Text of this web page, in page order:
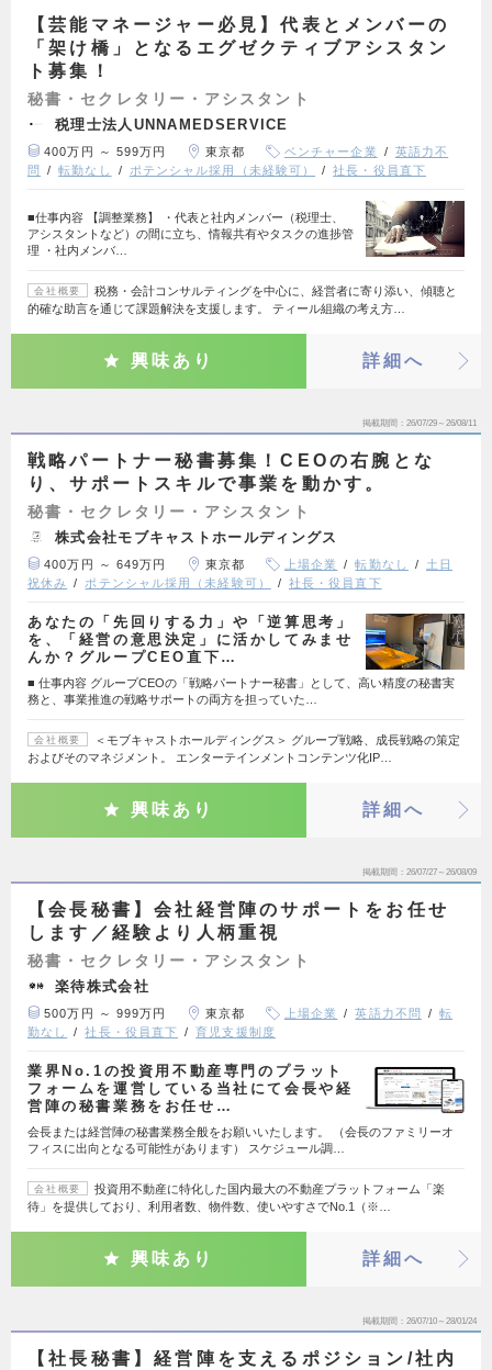
【芸能マネージャー必見】代表とメンバーの
「架け橋」となるエグゼクティブアシスタン
ト募集！
秘書・セクレタリー・アシスタント
税理士法人UNNAMEDSERVICE
400万円 ～ 599万円 東京都 ベンチャー企業
英語力不
問
転勤なし ポテンシャル採用（未経験可） 社長・役員直下
■仕事内容 【調整業務】 ・代表と社内メンバー（税理士、
アシスタントなど）の間に立ち、情報共有やタスクの進捗管
理 ・社内メンバ…
会社概要
税務・会計コンサルティングを中心に、経営者に寄り添い、傾聴と
的確な助言を通じて課題解決を支援します。 ティール組織の考え方…
興味あり 詳細へ
掲載期間 26/07/29～26/08/11
戦略パートナー秘書募集！CEOの右腕とな
り、サポートスキルで事業を動かす。
秘書・セクレタリー・アシスタント
株式会社モブキャストホールディングス
400万円 ～ 649万円 東京都 上場企業 転勤なし
土日
祝休み
ポテンシャル採用（未経験可） 社長・役員直下
あなたの「先回りする力」や「逆算思考」
を、「経営の意思決定」に活かしてみませ
んか？グループCEO直下…
■ 仕事内容 グループCEOの「戦略パートナー秘書」として、高い精度の秘書実
務と、事業推進の戦略サポートの両方を担っていた…
会社概要
＜モブキャストホールディングス＞ グループ戦略、成長戦略の策定
およびそのマネジメント。 エンターテインメントコンテンツ化IP…
興味あり 詳細へ
掲載期間 26/07/27～26/08/09
【会長秘書】会社経営陣のサポートをお任せ
します／経験より人柄重視
秘書・セクレタリー・アシスタント
楽待株式会社
500万円 ～ 999万円 東京都 上場企業 英語力不問
転
勤なし
社長・役員直下 育児支援制度
業界No.1の投資用不動産専門のプラット
フォームを運営している当社にて会長や経
営陣の秘書業務をお任せ…
会長または経営陣の秘書業務全般をお願いいたします。 （会長のファミリーオ
フィスに出向となる可能性があります） スケジュール調…
会社概要
投資用不動産に特化した国内最大の不動産プラットフォーム「楽
待」を提供しており、利用者数、物件数、使いやすさでNo.1（※…
興味あり 詳細へ
掲載期間 26/07/10～28/01/24
【社長秘書】経営陣を支えるポジション/社内